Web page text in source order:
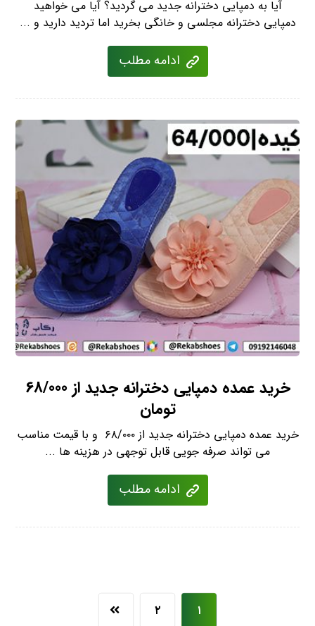
آیا به دمپایی دخترانه جدید می گردید؟ آیا می خواهید
دمپایی دخترانه مجلسی و خانگی بخرید اما تردید دارید و ...
ادامه مطلب
خرید عمده دمپایی دخترانه جدید از 68/000
تومان
خرید عمده دمپایی دخترانه جدید از ۶۸/۰۰۰ و با قیمت مناسب
می تواند صرفه جویی قابل توجهی در هزینه ها ...
ادامه مطلب
۱ ۲